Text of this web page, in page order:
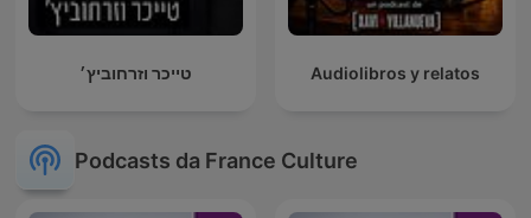
טייכר וזרחוביץ׳ Audiolibros y relatos
Podcasts da France Culture